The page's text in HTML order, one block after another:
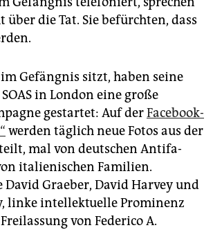
die Tat. Sie befürchten, dass
im Gefängnis sitzt, haben seine
in London eine große
gestartet: Auf derFacebook-
werden täglich neue Fotos aus der
mal von deutschen Antifa-
italienischen Familien.
David Graeber, David Harvey und
linke intellektuelle Prominenz
von Federico A.